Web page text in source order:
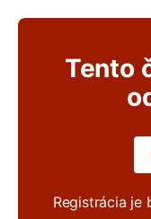
Tento
Registrácia je